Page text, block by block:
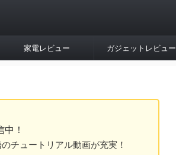
家電レビュー ガジェットレビュー
中！
チュートリアル動画が充実！